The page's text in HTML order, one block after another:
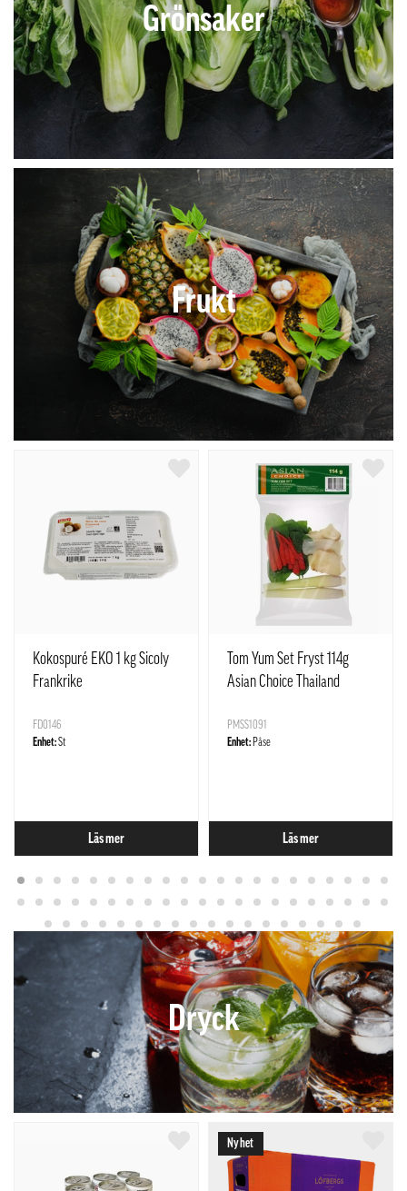
Grönsaker
Frukt
Kokospuré EKO 1 kg Sicoly
Frankrike
FD0146
Enhet:St
Läs mer
Tom Yum Set Fryst 114g
Asian Choice Thailand
PMSS1091
Enhet: Påse
Läs mer
Dryck
Nyhet